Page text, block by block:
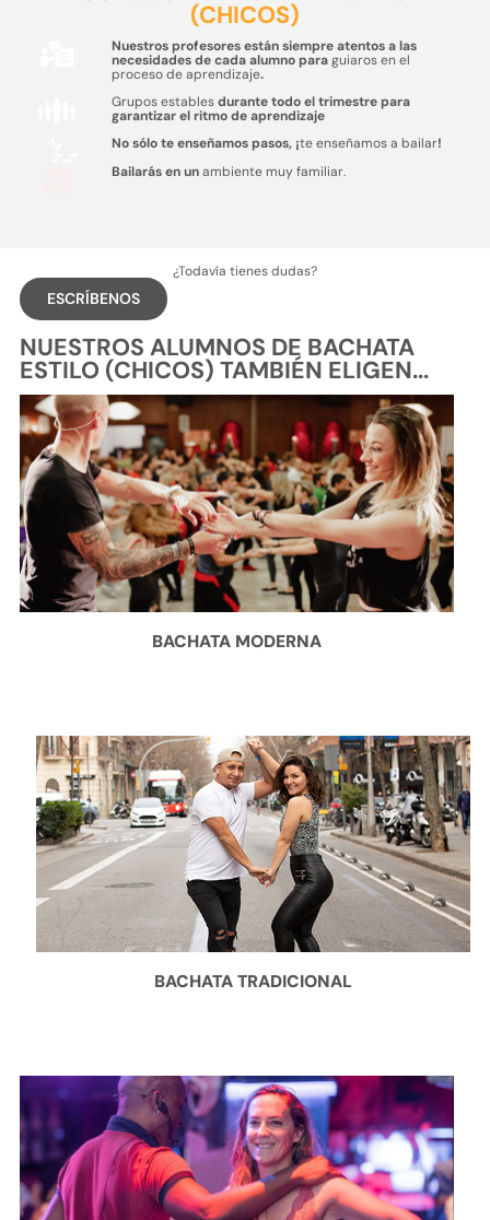
(CHICOS)
Nuestros profesores están siempre atentos a las
necesidades de cada alumno paraguiaros en el
proceso de aprendizaje.
Grupos establesdurante todo el trimestre para
garantizar el ritmo de aprendizaje
No sólo te enseñamos pasos, ¡te enseñamos a bailar!
Bailarás en unambiente muy familiar.
¿Todavía tienes dudas?
ESCRÍBENOS
NUESTROS ALUMNOS DE BACHATA
ESTILO (CHICOS) TAMBIÉN ELIGEN...
BACHATA MODERNA
BACHATA TRADICIONAL